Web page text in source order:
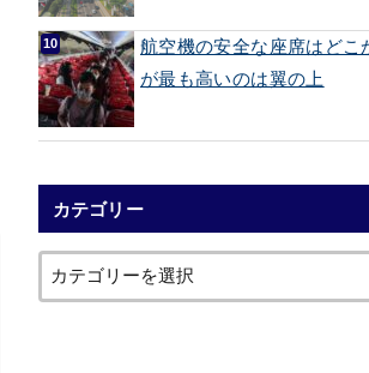
航空機の安全な座席はどこ
が最も高いのは翼の上
カテゴリー